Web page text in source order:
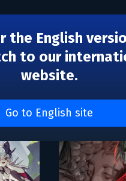
the English
to our
website.
Go to English site
Argonauts